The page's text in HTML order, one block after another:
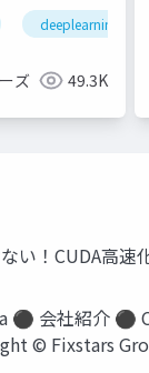
deeplearning
ズ 49.3K
い！CUDA高
⚫ 会社紹介 ⚫
© Fixstars